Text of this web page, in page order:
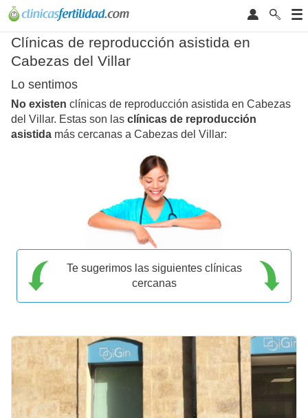
Clínicas de reproducción asistida en
Cabezas del Villar
Lo sentimos
No existen clínicas de reproducción asistida en Cabezas
del Villar. Estas son las clínicas de reproducción
asistida más cercanas a Cabezas del Villar:
Te sugerimos las siguientes clínicas
cercanas